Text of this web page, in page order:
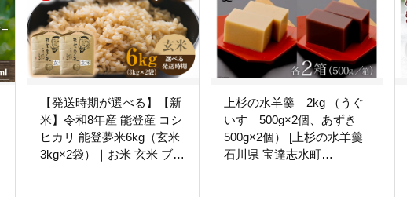
【発送時期が選べる】【新
米】令和8年産 能登産 コシ
ヒカリ 能登夢米6kg（玄米
3kg×2袋）｜お米 玄米 ブラ
上杉の水羊羹 2kg （うぐ
いす 500g×2個、あずき
500g×2個） [上杉の水羊羹
石川県 宝達志水町